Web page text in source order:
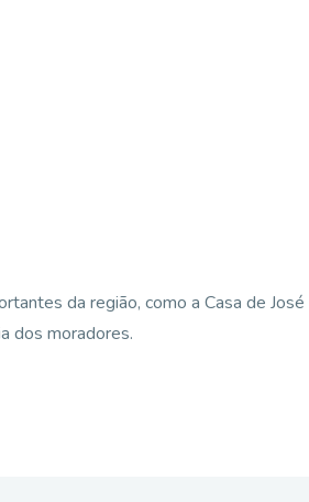
da região, como a Casa de José
dos moradores.